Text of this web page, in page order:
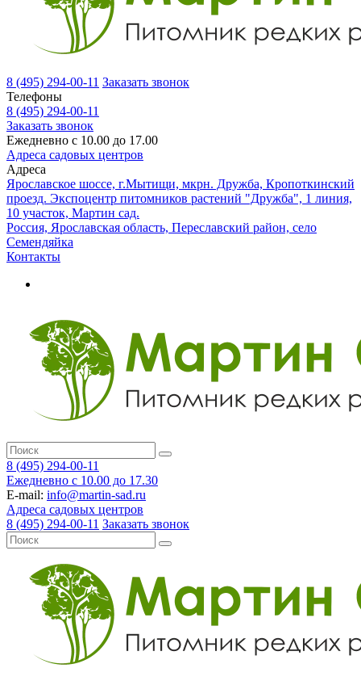
8 (495) 294-00-11 Заказать звонок
Телефоны
8 (495) 294-00-11
Заказать звонок
Ежедневно с 10.00 до 17.00
Адреса садовых центров
Адреса
Ярославское шоссе, г.Мытищи, мкрн. Дружба, Кропоткинский
проезд. Экспоцентр питомников растений "Дружба", 1 линия,
10 участок, Мартин сад.
Россия, Ярославская область, Переславский район, село
Семендяйка
Контакты
8 (495) 294-00-11
Ежедневно с 10.00 до 17.30
E-mail: info@martin-sad.ru
Адреса садовых центров
8 (495) 294-00-11 Заказать звонок